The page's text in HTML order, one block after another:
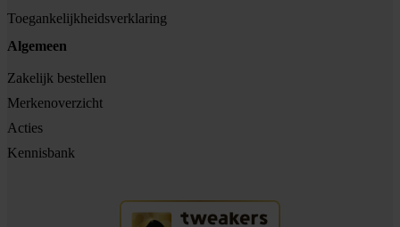
Toegankelijkheidsverklaring
Algemeen
Zakelijk bestellen
Merkenoverzicht
Acties
Kennisbank